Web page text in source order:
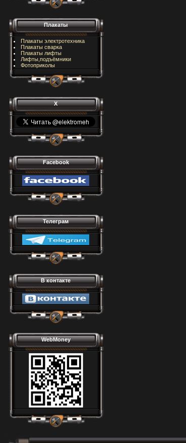
Плакаты
Плакаты электротехника
Плакаты сварка
Плакаты лифты
Лифты,подъёмники
Фотоприколы
X
Facebook
Телеграм
В контакте
WebMoney